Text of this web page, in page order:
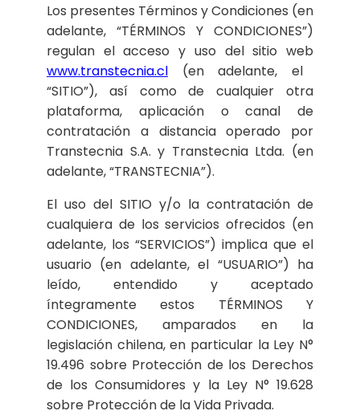
Los presentes Términos y Condiciones (en
adelante, “TÉRMINOS Y CONDICIONES”)
regulan el acceso y uso del sitio web
www.transtecnia.cl (en adelante, el
“SITIO”), así como de cualquier otra
plataforma, aplicación o canal de
contratación a distancia operado por
Transtecnia S.A. y Transtecnia Ltda. (en
adelante, “TRANSTECNIA”).
El uso del SITIO y/o la contratación de
cualquiera de los servicios ofrecidos (en
adelante, los “SERVICIOS”) implica que el
usuario (en adelante, el “USUARIO”) ha
leído, entendido y aceptado
íntegramente estos TÉRMINOS Y
CONDICIONES, amparados en la
legislación chilena, en particular la Ley N°
19.496 sobre Protección de los Derechos
de los Consumidores y la Ley N° 19.628
sobre Protección de la Vida Privada.